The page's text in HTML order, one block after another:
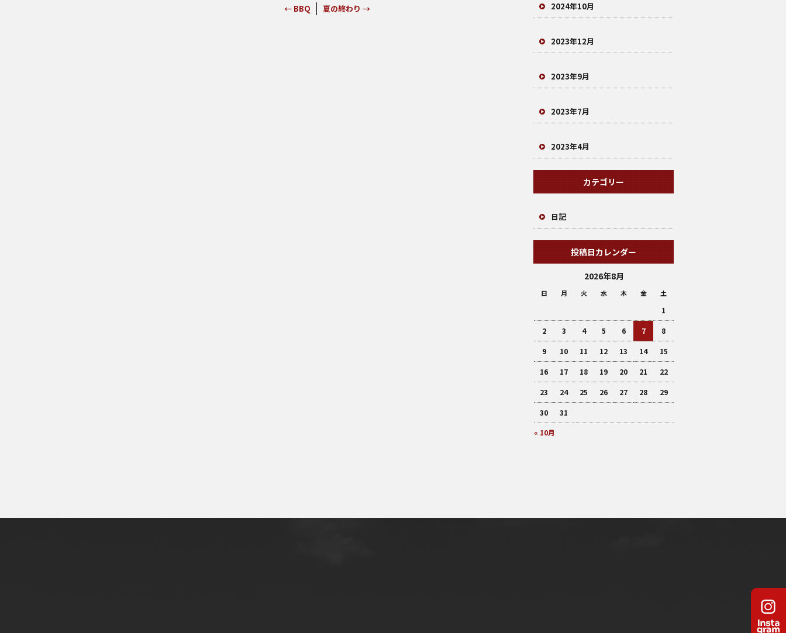
← BBQ 夏の終わり → 2024年10月
2023年12月
2023年9月
2023年7月
2023年4月
カテゴリー
日記
投稿日カレンダー
2026年8月
日 月 火 水 木 金 土
« 10月
1
2 3 4 5 6 7 8
9 10 11 12 13 14 15
16 17 18 19 20 21 22
23 24 25 26 27 28 29
30 31